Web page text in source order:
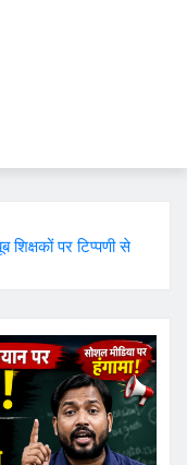
पर टिप्पणी से